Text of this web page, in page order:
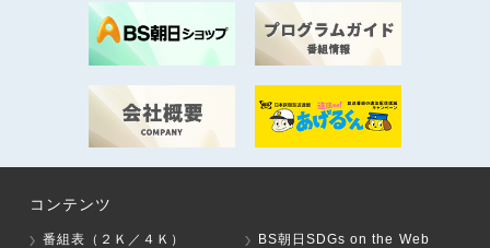
コンテンツ
番組表（２Ｋ／４Ｋ）
BS朝日SDGs on the Web